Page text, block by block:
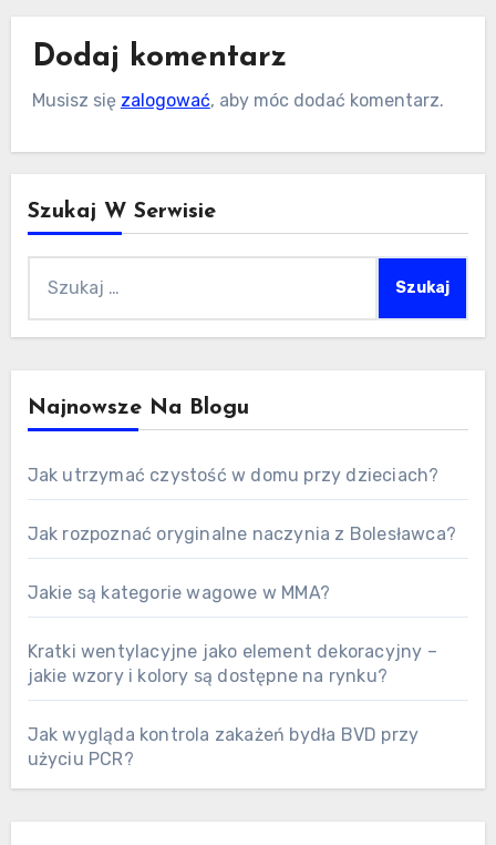
Dodaj komentarz
Musisz się zalogować, aby móc dodać komentarz.
Szukaj W Serwisie
Najnowsze Na Blogu
Jak utrzymać czystość w domu przy dzieciach?
Jak rozpoznać oryginalne naczynia z Bolesławca?
Jakie są kategorie wagowe w MMA?
Kratki wentylacyjne jako element dekoracyjny –
jakie wzory i kolory są dostępne na rynku?
Jak wygląda kontrola zakażeń bydła BVD przy
użyciu PCR?